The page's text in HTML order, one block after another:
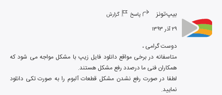
بیپ‌تونز پاسخ گزارش
۲۹ آذر ۱۳۹۳
متاسفانه در برخی مواقع دانلود فایل زیپ با مشکل مواجه می شود که
لطفا در صورت رفع نشدن مشکل قطعات آلبوم را به صورت تکی دانلود
نمایید.